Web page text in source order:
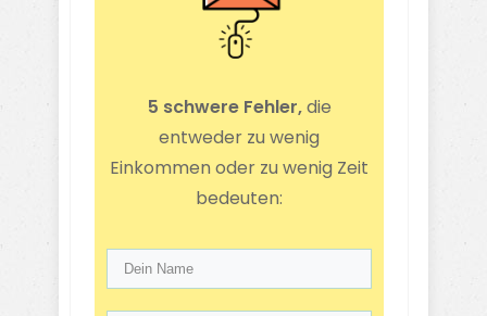
5 schwere Fehler,die
entweder zu wenig
Einkommen oder zu wenig Zeit
bedeuten: